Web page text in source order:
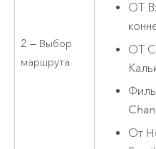
2 — Выбор
маршрута
ОТ
ОТ
От